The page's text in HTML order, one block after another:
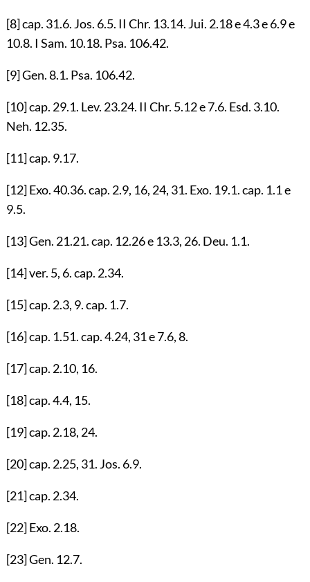
[8]cap. 31.6. Jos. 6.5. II Chr. 13.14. Jui. 2.18e4.3e6.9e
10.8. I Sam. 10.18. Psa. 106.42.
[9]Gen.8.1. Psa. 106.42.
[10]cap. 29.1. Lev. 23.24. II Chr. 5.12e7.6. Esd. 3.10.
Neh. 12.35.
[11]cap. 9.17.
[12]Exo.40.36. cap. 2.9, 16, 24, 31. Exo. 19.1. cap. 1.1e
9.5.
[13]Gen. 21.21. cap. 12.26e 13.3, 26. Deu. 1.1.
[14]ver. 5, 6. cap. 2.34.
[15]cap. 2.3, 9. cap. 1.7.
[16]cap. 1.51. cap.4.24, 31e7.6,8.
[17]cap. 2.10, 16.
[18]cap.4.4, 15.
[19]cap. 2.18, 24.
[20]cap. 2.25, 31. Jos. 6.9.
[21]cap. 2.34.
[22]Exo. 2.18.
[23]Gen. 12.7.